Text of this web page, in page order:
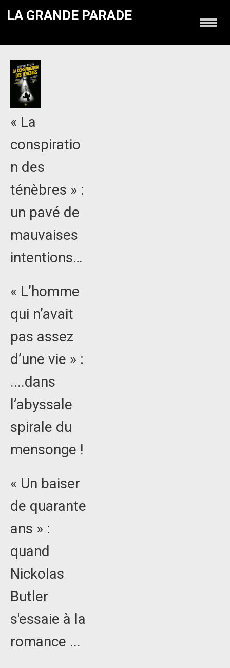
LA GRANDE PARADE
« La
conspiratio
n des
ténèbres » :
un pavé de
mauvaises
intentions…
« L’homme
qui n’avait
pas assez
d’une vie » :
....dans
l’abyssale
spirale du
mensonge !
« Un baiser
de quarante
ans » :
quand
Nickolas
Butler
s'essaie à la
romance ...